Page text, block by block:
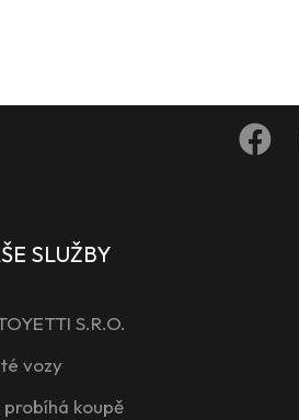
SLUŽBY
S.R.O.
vozy
probíhá koupě